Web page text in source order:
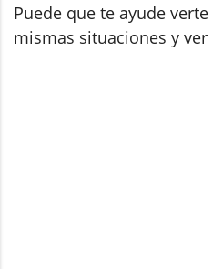
Puede que te ayude
mismas situaciones y